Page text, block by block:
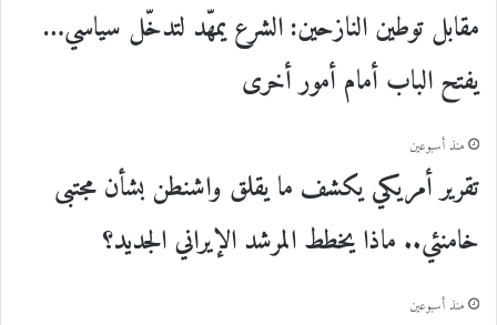
مقابل توطين النازحين: الشرع يمهّد لتدخّل سياسي…
يفتح الباب أمام أمور أخرى
منذ أسبوعين
تقرير أمريكي يكشف ما يقلق واشنطن بشأن مجتبى
خامنئي.. ماذا يخطط المرشد الإيراني الجديد؟
منذ أسبوعين